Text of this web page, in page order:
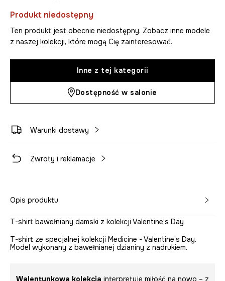
Produkt niedostępny
Ten produkt jest obecnie niedostępny. Zobacz inne modele
z naszej kolekcji, które mogą Cię zainteresować.
Inne z tej kategorii
Dostępność w salonie
Warunki dostawy
Zwroty i reklamacje
Opis produktu
T-shirt bawełniany damski z kolekcji Valentine’s Day
T-shirt ze specjalnej kolekcji Medicine - Valentine’s Day.
Model wykonany z bawełnianej dzianiny z nadrukiem.
Walentynkowa kolekcja interpretuje miłość na nowo – z